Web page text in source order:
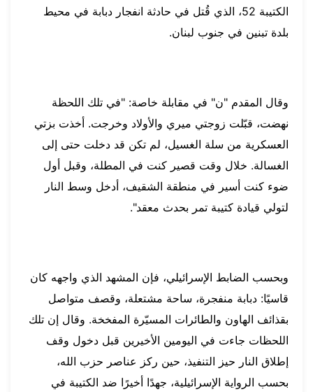
الكتيبة 52، الذي قُتل في حادثة انفجار دبابة في محيط
بلدة تبنين في جنوب لبنان.
وقال المقدم "ن" في مقابلة خاصة: "في تلك اللحظة
نهضت، قبّلت زوجتي ميري والأولاد وخرجت. أخذت بزتي
العسكرية من سلة الغسيل، لم تكن قد دخلت حتى إلى
الغسالة. خلال وقت قصير كنت في المطلة، وقبل أول
ضوء كنت أسير في منطقة الشقيف، أدخل وسط النار
لتولي قيادة كتيبة تمر بحدث معقد".
وبحسب الضابط الإسرائيلي، فإن المشهد الذي واجهه كان
قاسيًا: دبابة منفجرة، ساحة مشتعلة، وقصف متواصل
بقذائف الهاون والطائرات المسيّرة المفخخة. وقال إن تلك
اللحظات جاءت في اليومين الأخيرين قبل دخول وقف
إطلاق النار حيز التنفيذ، حين ركز عناصر حزب الله،
بحسب الرواية الإسرائيلية، جهدًا أخيرًا ضد الكتيبة في